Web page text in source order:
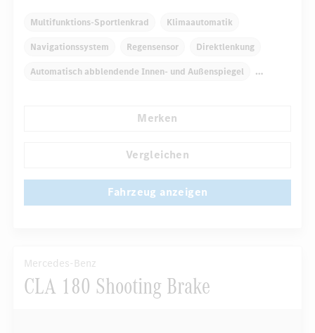
Multifunktions-Sportlenkrad Klimaautomatik
Navigationssystem Regensensor Direktlenkung
Automatisch abblendende Innen- und Außenspiegel
Merken
Vergleichen
Fahrzeug anzeigen
Mercedes-Benz
CLA 180 Shooting Brake